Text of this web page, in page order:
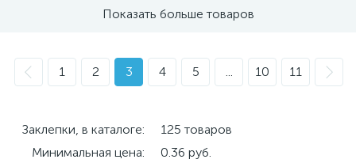
Показать больше товаров
1 2 3 4 5 ... 10 11
Заклепки, в каталоге:
125 товаров
Минимальная цена:
0.36 руб.